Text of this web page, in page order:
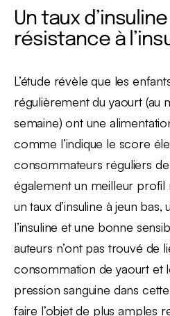
Un taux
résistance à
L’étude révèle que les
régulièrement du yaourt (au
semaine) ont une
comme l’indique le score
consommateurs réguliers
également un meilleur profil
un taux d’insuline à jeun
l’insuline et une bonne
auteurs n’ont pas trouvé de
consommation de yaourt et
pression sanguine dans
faire l’objet de plus amples